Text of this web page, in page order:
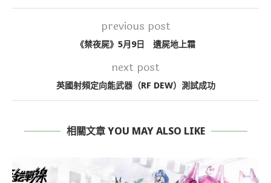
previous post
《禁夜屍》5月9日 遺屍地上霜
next post
英國射頻定向能武器（RF DEW）測試成功
相關文章 YOU MAY ALSO LIKE